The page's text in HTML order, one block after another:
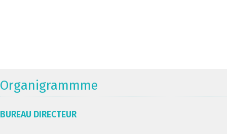
Organigrammme
BUREAU DIRECTEUR